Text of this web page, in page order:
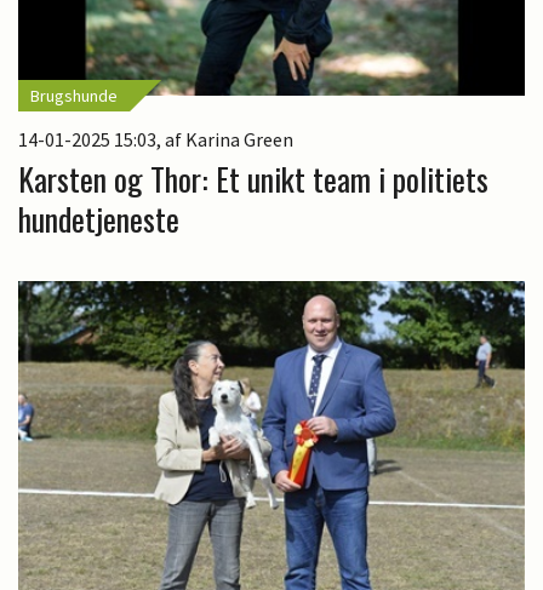
Brugshunde
14-01-2025 15:03, af Karina Green
Karsten og Thor: Et unikt team i politiets
hundetjeneste